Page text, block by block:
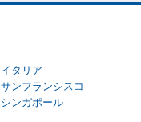
イタリア
サンフランシスコ
シンガポール